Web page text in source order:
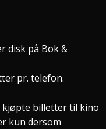
disk på Bok &
pr. telefon.
kjøpte billetter til kino
kun dersom